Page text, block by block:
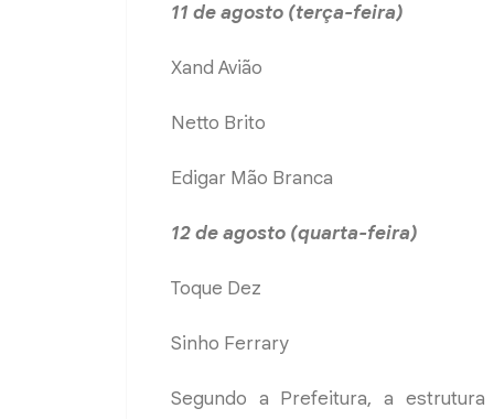
11 de agosto (terça-feira)
Xand Avião
Netto Brito
Edigar Mão Branca
12 de agosto (quarta-feira)
Toque Dez
Sinho Ferrary
Segundo a Prefeitura, a